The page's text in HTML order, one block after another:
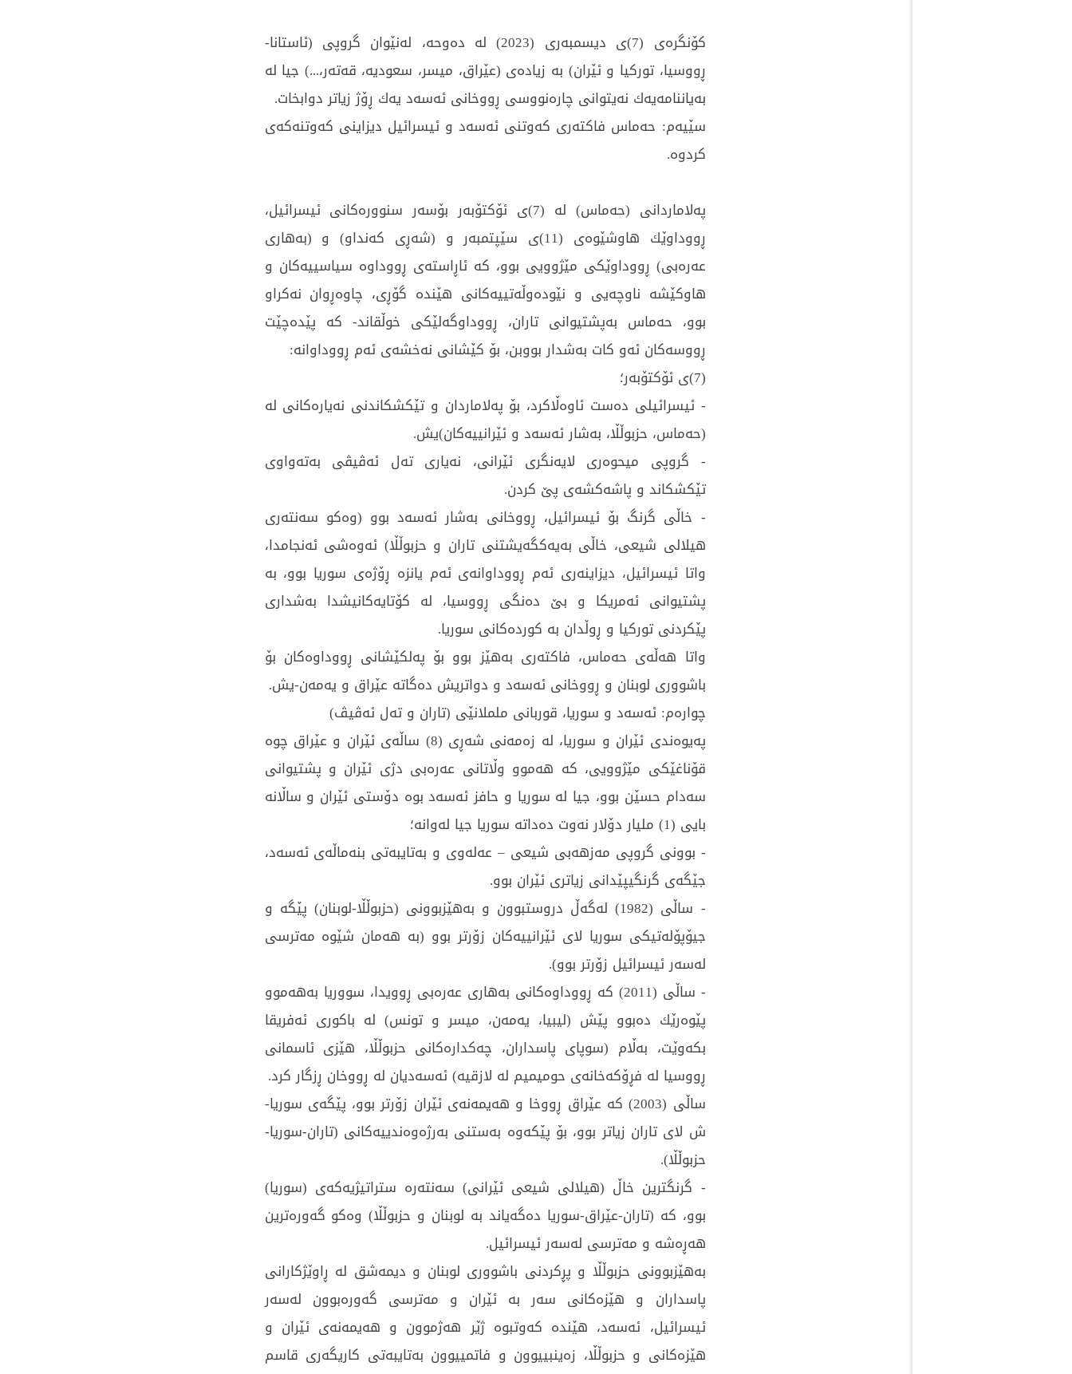
كۆنگرەی (7)ی دیسمبەری (2023) لە دەوحە، لەنێوان گروپی (ئاستانا-
ڕووسیا، توركیا و ئێران) بە زیادەی (عێراق، میسر، سعودیە، قەتەر،...) جیا لە
بەیاننامەیەك نەیتوانی چارەنووسی ڕووخانی ئەسەد یەك ڕۆژ زیاتر دوابخات.
سێیەم: حەماس فاكتەری كەوتنی ئەسەد و ئیسرائیل دیزاینی كەوتنەكەی
كردوە.
پەلاماردانی (حەماس) لە (7)ی ئۆكتۆبەر بۆسەر سنوورەكانی ئیسرائیل،
ڕووداوێك هاوشێوەی (11)ی سێپتمبەر و (شەڕی كەنداو) و (بەهاری
عەرەبی) ڕووداوێكی مێژوویی بوو، كە ئاڕاستەی ڕووداوە سیاسییەكان و
هاوكێشە ناوچەیی و نێودەوڵەتییەكانی هێندە گۆڕی، چاوەڕوان نەكراو
بوو، حەماس بەپشتیوانی تاران، ڕووداوگەلێكی خوڵقاند- كە پێدەچێت
ڕووسەكان ئەو كات بەشدار بووبن، بۆ كێشانی نەخشەی ئەم ڕووداوانە:
(7)ی ئۆكتۆبەر؛
- ئیسرائیلی دەست ئاوەڵاكرد، بۆ پەلاماردان و تێكشكاندنی نەیارەكانی لە
(حەماس، حزبوڵڵا، بەشار ئەسەد و ئێرانییەكان)یش.
- گروپی میحوەری لایەنگری ئێرانی، نەیاری تەل ئەڤیڤی بەتەواوی
تێكشكاند و پاشەكشەی پێ كردن.
- خاڵی گرنگ بۆ ئیسرائیل، ڕووخانی بەشار ئەسەد بوو (وەكو سەنتەری
هیلالی شیعی، خاڵی بەیەكگەیشتنی تاران و حزبوڵڵا) ئەوەشی ئەنجامدا،
واتا ئیسرائیل، دیزاینەری ئەم ڕووداوانەی ئەم یانزە ڕۆژەی سوریا بوو، بە
پشتیوانی ئەمریكا و بێ دەنگی ڕووسیا، لە كۆتایەكانیشدا بەشداری
پێكردنی توركیا و ڕوڵدان بە كوردەكانی سوریا.
واتا هەڵەی حەماس، فاكتەری بەهێز بوو بۆ پەلكێشانی ڕووداوەكان بۆ
باشووری لوبنان و ڕووخانی ئەسەد و دواتریش دەگاتە عێراق و یەمەن-یش.
چوارەم: ئەسەد و سوریا، قوربانی ململانێی (تاران و تەل ئەڤیڤ)
پەیوەندی ئێران و سوریا، لە زەمەنی شەڕی (8) ساڵەی ئێران و عێراق چوە
قۆناغێكی مێژوویی، كە هەموو وڵاتانی عەرەبی دژی ئێران و پشتیوانی
سەدام حسێن بوو، جیا لە سوریا و حافز ئەسەد بوە دۆستی ئێران و ساڵانە
بايى (1) مليار دۆلار نەوت دەداتە سوريا جیا لەوانە؛
- بوونی گروپی مەزهەبی شیعی – عەلەوی و بەتایبەتی بنەماڵەی ئەسەد،
جێگەی گرنگیپێدانی زیاتری ئێران بوو.
- ساڵی (1982) لەگەڵ دروستبوون و بەهێزبوونی (حزبوڵڵا-لوبنان) پێگە و
جیۆپۆلەتیكی سوریا لای ئێرانییەكان زۆرتر بوو (بە هەمان شێوە مەترسی
لەسەر ئیسرائیل زۆرتر بوو).
- ساڵی (2011) كە ڕووداوەكانی بەهاری عەرەبی ڕوویدا، سووریا بەهەموو
پێوەرێك دەبوو پێش (لیبیا، یەمەن، میسر و تونس) لە باكوری ئەفریقا
بكەوێت، بەڵام (سوپای پاسداران، چەكدارەكانی حزبوڵڵا، هێزی ئاسمانی
ڕووسیا لە فڕۆكەخانەى حوميميم لە لازقيە) ئەسەدیان لە ڕووخان ڕزگار كرد.
ساڵی (2003) كە عێراق ڕووخا و هەیمەنەی ئێران زۆرتر بوو، پێگەی سوریا-
ش لای تاران زیاتر بوو، بۆ پێكەوە بەستنی بەرژەوەندییەكانی (تاران-سوریا-
حزبوڵڵا).
- گرنگترین خاڵ (هیلالی شیعی ئێرانی) سەنتەرە ستراتیژیەكەی (سوریا)
بوو، كە (تاران-عێراق-سوریا دەگەیاند بە لوبنان و حزبوڵڵا) وەكو گەورەترین
هەڕەشە و مەترسی لەسەر ئیسرائیل.
بەهێزبوونی حزبوڵڵا و پڕكردنی باشووری لوبنان و دیمەشق لە ڕاوێژكارانى
پاسداران و هێزەكانی سەر بە ئێران و مەترسی گەورەبوون لەسەر
ئیسرائیل، ئەسەد، هێندە كەوتبوە ژێر هەژموون و هەیمەنەی ئێران و
هێزەكانی و حزبوڵڵا، زەینبيیوون و فاتميیوون بەتایبەتی كاریگەری قاسم